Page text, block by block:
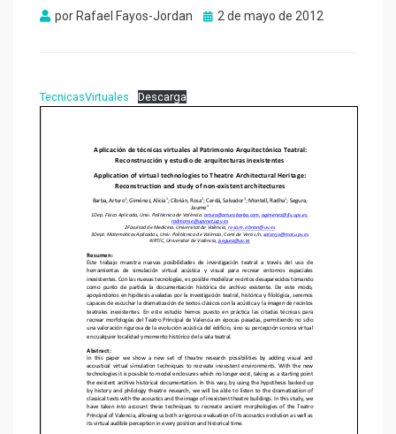
por Rafael Fayos-Jordan
Publicado
2 de mayo de 2012
TecnicasVirtuales Descarga